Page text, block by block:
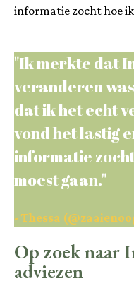
informatie zocht hoe
"Ik merkte dat
veranderen
dat ik het echt
vond het lastig
informatie
moest gaan."
- Thessa
Op zoek naar
adviezen